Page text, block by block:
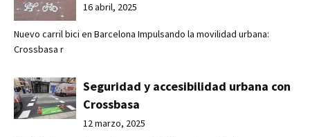
16 abril, 2025
Nuevo carril bici en Barcelona Impulsando la movilidad urbana:
Crossbasa r
Seguridad y accesibilidad urbana con
Crossbasa
12 marzo, 2025